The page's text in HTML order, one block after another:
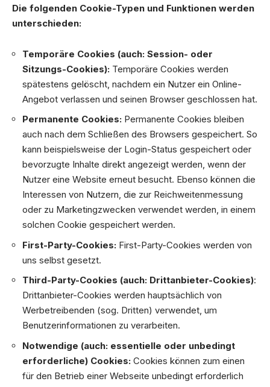
Die folgenden Cookie-Typen und Funktionen werden
unterschieden:
Temporäre Cookies (auch: Session- oder
Sitzungs-Cookies): Temporäre Cookies werden
spätestens gelöscht, nachdem ein Nutzer ein Online-
Angebot verlassen und seinen Browser geschlossen hat.
Permanente Cookies: Permanente Cookies bleiben
auch nach dem Schließen des Browsers gespeichert. So
kann beispielsweise der Login-Status gespeichert oder
bevorzugte Inhalte direkt angezeigt werden, wenn der
Nutzer eine Website erneut besucht. Ebenso können die
Interessen von Nutzern, die zur Reichweitenmessung
oder zu Marketingzwecken verwendet werden, in einem
solchen Cookie gespeichert werden.
First-Party-Cookies: First-Party-Cookies werden von
uns selbst gesetzt.
Third-Party-Cookies (auch: Drittanbieter-Cookies):
Drittanbieter-Cookies werden hauptsächlich von
Werbetreibenden (sog. Dritten) verwendet, um
Benutzerinformationen zu verarbeiten.
Notwendige (auch: essentielle oder unbedingt
erforderliche) Cookies: Cookies können zum einen
für den Betrieb einer Webseite unbedingt erforderlich